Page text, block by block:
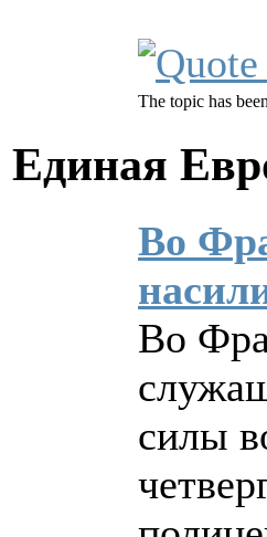
The topic has
Единая
Во
Во
силы